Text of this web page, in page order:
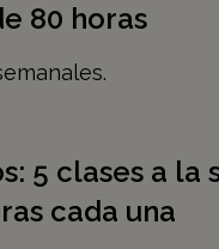
80 horas
5 clases a la
cada una